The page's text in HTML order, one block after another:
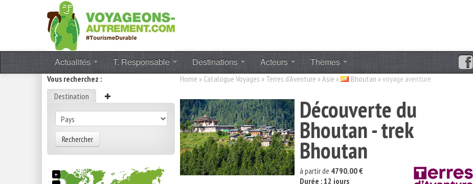
Actualités T. Responsable Destinations Acteurs Thèmes
Vous recherchez :
Destination
Rechercher
+
Home » Catalogue Voyages » Terres d'Aventure »Asie » Bhoutan »voyage aventure
Découverte du
Bhoutan - trek
Bhoutan
à partir de 4790.00 €
Durée : 12 jours